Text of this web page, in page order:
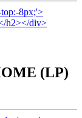
(LP)